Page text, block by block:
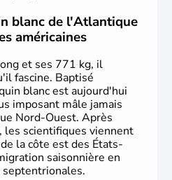
découverte du continent par
1492. Les 13 colonies
Déclaration d'indépendance
constitution en 1787.
ensuite l'entrée dans une
blanc de l'Atlantique
américaines
et ses 771 kg, il
fascine. Baptisé
blanc est aujourd'hui
imposant mâle jamais
Nord-Ouest. Après
les scientifiques viennent
la côte est des États-
saisonnière en